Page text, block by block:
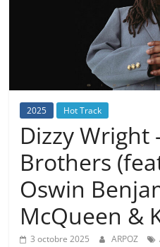
2025 Hot Track
Dizzy Wright
Brothers
Oswin
McQueen &
3 octobre 2025 ARPOZ